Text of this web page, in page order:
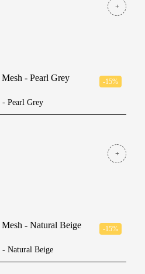
-15%
- Pearl Grey
-15%
- Natural Beige